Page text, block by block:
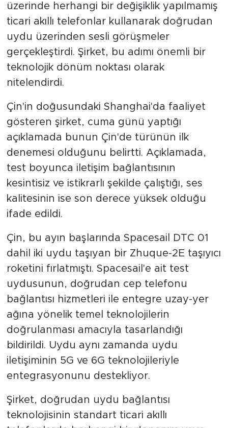
üzerinde herhangi bir değişiklik yapılmamış
ticari akıllı telefonlar kullanarak doğrudan
uydu üzerinden sesli görüşmeler
gerçekleştirdi. Şirket, bu adımı önemli bir
teknolojik dönüm noktası olarak
nitelendirdi.
Çin'in doğusundaki Shanghai'da faaliyet
gösteren şirket, cuma günü yaptığı
açıklamada bunun Çin'de türünün ilk
denemesi olduğunu belirtti. Açıklamada,
test boyunca iletişim bağlantısının
kesintisiz ve istikrarlı şekilde çalıştığı, ses
kalitesinin ise son derece yüksek olduğu
ifade edildi.
Çin, bu ayın başlarında Spacesail DTC 01
dahil iki uydu taşıyan bir Zhuque-2E taşıyıcı
roketini fırlatmıştı. Spacesail'e ait test
uydusunun, doğrudan cep telefonu
bağlantısı hizmetleri ile entegre uzay-yer
ağına yönelik temel teknolojilerin
doğrulanması amacıyla tasarlandığı
bildirildi. Uydu aynı zamanda uydu
iletişiminin 5G ve 6G teknolojileriyle
entegrasyonunu destekliyor.
Şirket, doğrudan uydu bağlantısı
teknolojisinin standart ticari akıllı